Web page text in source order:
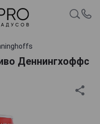
Деннингхоффс